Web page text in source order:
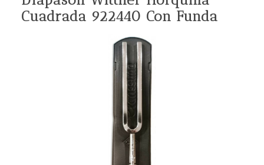
Cuadrada 922440 Con Funda